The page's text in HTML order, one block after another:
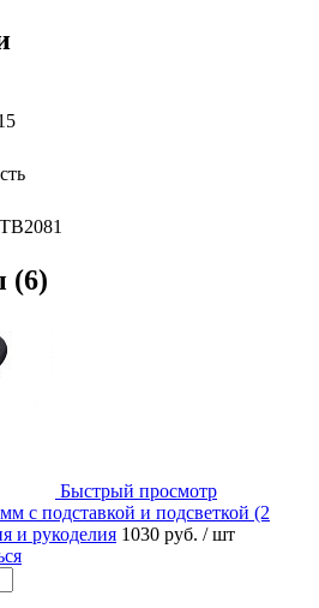
(6)
Быстрый просмотр
с подставкой и подсветкой (2
и рукоделия 1030 руб. / шт